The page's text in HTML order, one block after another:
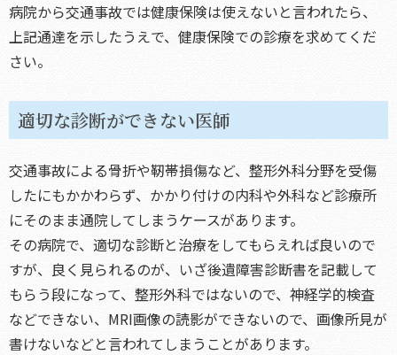
病院から交通事故では健康保険は使えないと言われたら、
上記通達を示したうえで、健康保険での診療を求めてくだ
さい。
適切な診断ができない医師
交通事故による骨折や靭帯損傷など、整形外科分野を受傷
したにもかかわらず、かかり付けの内科や外科など診療所
にそのまま通院してしまうケースがあります。
その病院で、適切な診断と治療をしてもらえれば良いので
すが、良く見られるのが、いざ後遺障害診断書を記載して
もらう段になって、整形外科ではないので、神経学的検査
などできない、MRI画像の読影ができないので、画像所見が
書けないなどと言われてしまうことがあります。